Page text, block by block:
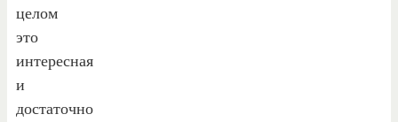
целом
это
интересная
и
достаточно